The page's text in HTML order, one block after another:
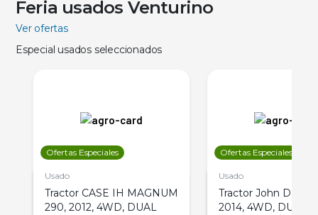
Feria usados Venturino
Ver ofertas
Especial usados seleccionados
Ofertas Especiales
Usado
Tractor CASE IH MAGNUM
290, 2012, 4WD, DUAL
Ofertas Especiales
Usado
Tractor John Deere
2014, 4WD, DUAL